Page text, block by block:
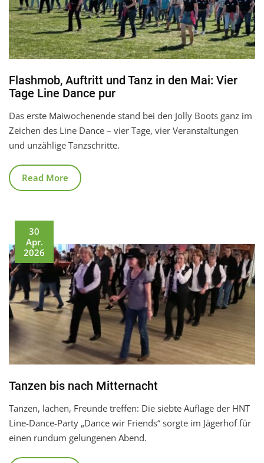
Flashmob, Auftritt und Tanz in den Mai: Vier
Tage Line Dance pur
Das erste Maiwochenende stand bei den Jolly Boots ganz im
Zeichen des Line Dance – vier Tage, vier Veranstaltungen
und unzählige Tanzschritte.
Read More
30
Apr.
2026
Tanzen bis nach Mitternacht
Tanzen, lachen, Freunde treffen: Die siebte Auflage der HNT
Line-Dance-Party „Dance wir Friends“ sorgte im Jägerhof für
einen rundum gelungenen Abend.